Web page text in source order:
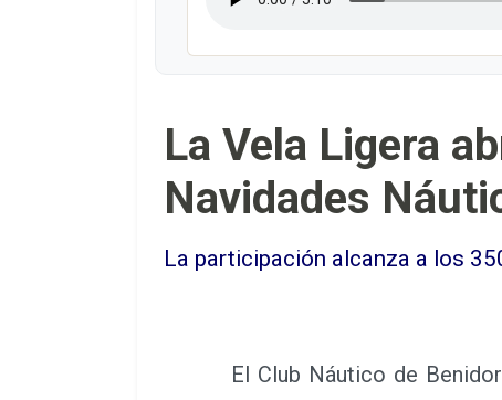
La Vela Ligera
Navidades
La participación alcanza a los
El Club Náutico de